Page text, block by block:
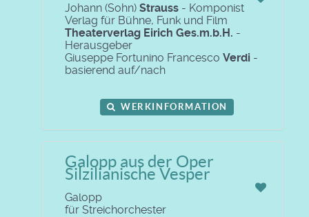
Johann (Sohn) Strauss - Komponist
Verlag für Bühne, Funk und Film
Theaterverlag Eirich Ges.m.b.H. -
Herausgeber
Giuseppe Fortunino Francesco Verdi -
basierend auf/nach
WERKINFORMATION
Galopp aus der Oper
Silzilianische Vesper
Galopp
für Streichorchester